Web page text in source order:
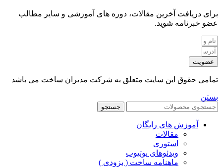
برای دریافت آخرین مقالات، دوره های آموزشی و سایر مطالب
عضو خبرنامه شوید.
عضویت
تمامی حقوق این سایت متعلق به شرکت مدیران ساخت می باشد
بستن
جستجو
آموزش های رایگان
مقالات
استوری
ویدئوهای یوتیوب
ماهنامه ساخت ( بزودی )